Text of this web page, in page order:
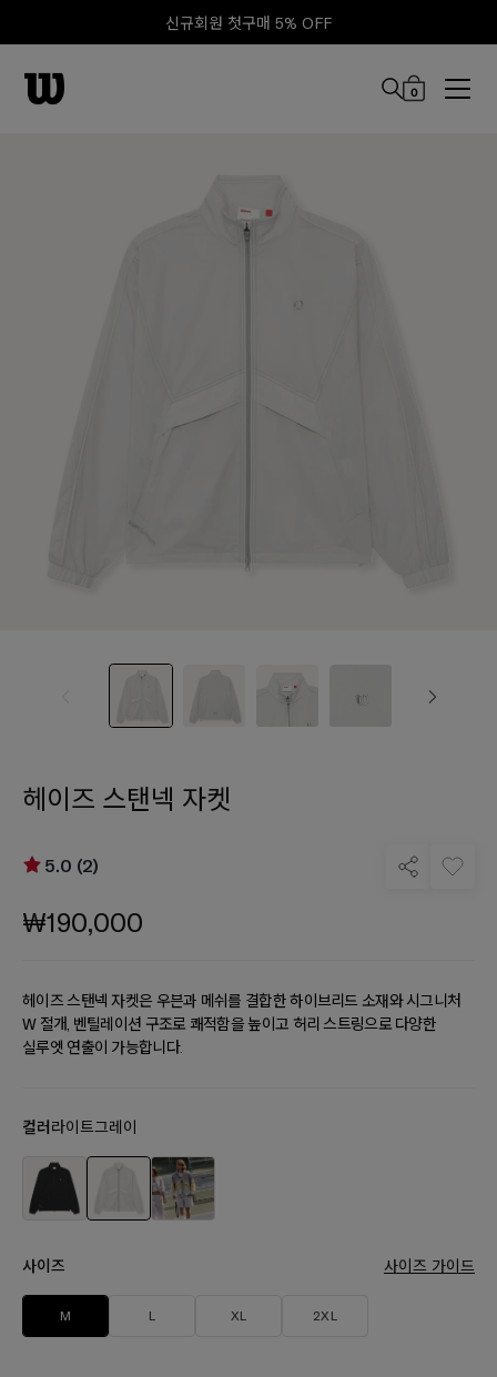
신규회원 첫구매 5% OFF
0
헤이즈 스탠넥 자켓
5.0 (2)
₩190,000
헤이즈 스탠넥 자켓은 우븐과 메쉬를 결합한 하이브리드 소재와 시그니처
W 절개, 벤틸레이션 구조로 쾌적함을 높이고 허리 스트링으로 다양한
실루엣 연출이 가능합니다.
컬러 라이트그레이
사이즈 사이즈 가이드
M L XL 2XL